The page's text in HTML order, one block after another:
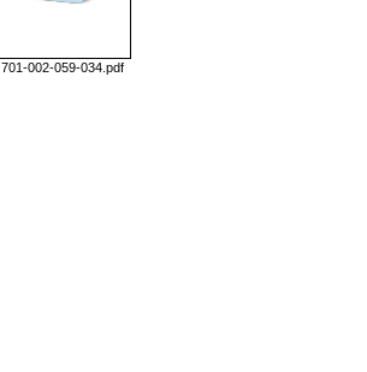
701-002-059-034.pdf